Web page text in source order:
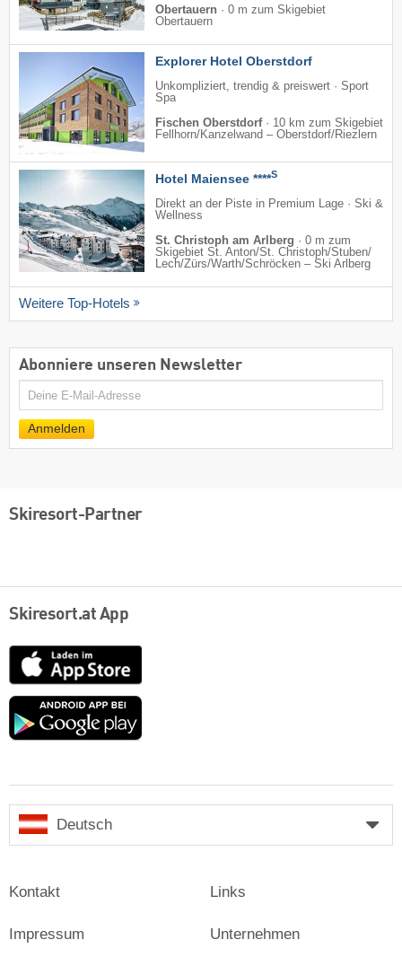
Obertauern · 0 m zum Skigebiet
Obertauern
Explorer Hotel Oberstdorf
Unkompliziert, trendig & preiswert · Sport
Spa
Fischen Oberstdorf· 10 km zum Skigebiet
Fellhorn/​Kanzelwand – Oberstdorf/​Riezlern
Hotel Maiensee ****S
Direkt an der Piste in Premium Lage · Ski &
Wellness
St. Christoph am Arlberg · 0 m zum
Skigebiet St. Anton/​St. Christoph/​Stuben/​
Lech/​Zürs/​Warth/​Schröcken – Ski Arlberg
Weitere Top-Hotels
Abonniere unseren Newsletter
E-
Anmelden
Skiresort-Partner
Skiresort.at App
App
Store
Google
Deutsch
Kontakt
Impressum
Links
Unternehmen